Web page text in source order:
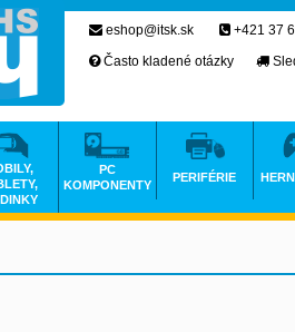
eshop@itsk.sk +421 37
Často kladené otázky
PC
KOMPONENTY
PERIFÉRIE